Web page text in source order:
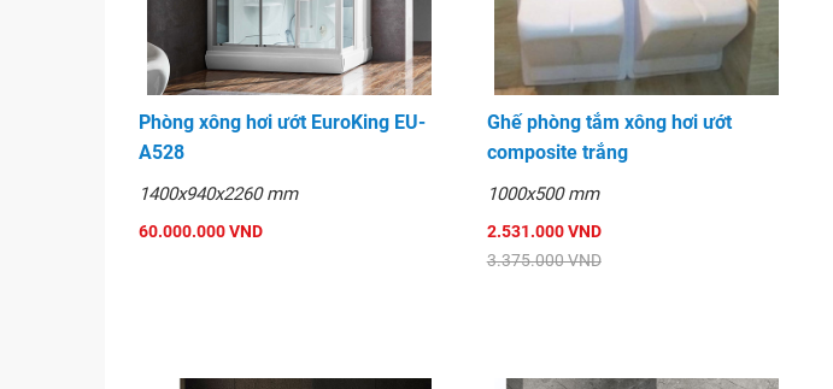
Phòng xông hơi ướt EuroKing EU-
A528
1400x940x2260 mm
60.000.000 VND
Ghế phòng tắm xông hơi ướt
composite trắng
1000x500 mm
2.531.000 VND
3.375.000 VND